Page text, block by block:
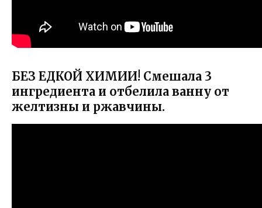
БЕЗ ЕДКОЙ ХИМИИ! Смешала 3
ингредиента и отбелила ванну от
желтизны и ржавчины.